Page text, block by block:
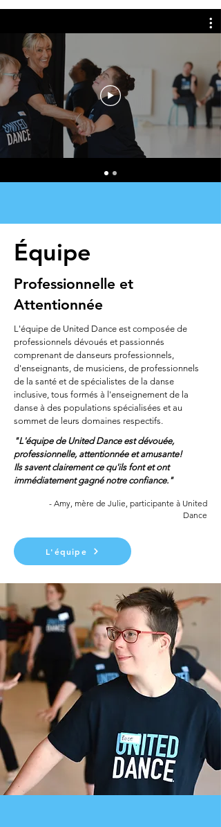
Équipe
Professionnelle et
Attentionnée
L'équipe de United Dance est composée de
professionnels dévoués et passionnés
comprenant de danseurs professionnels,
d'enseignants, de musiciens, de professionnels
de la santé et de spécialistes de la danse
inclusive, tous formés à l'enseignement de la
danse à des populations spécialisées et au
sommet de leurs domaines respectifs.
"L'équipe de United Dance est dévouée,
professionnelle, attentionnée et amusante!
Ils savent clairement ce qu'ils font et ont
immédiatement gagné notreconfiance."
- Amy, mère de Julie, participante à United
Dance
L'équipe